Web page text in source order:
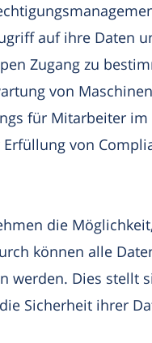
auf ihre Daten
Zugang zu
von
für Mitarbeiter
von
die
können alle
werden. Dies
Sicherheit ihrer